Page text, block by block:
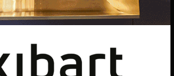
ofrecerte la mejor experiencia en